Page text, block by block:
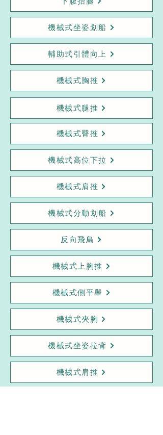
機械式坐姿划船
輔助式引體向上
機械式胸推
機械式腿推
機械式臀推
機械式高位下拉
機械式肩推
機械式分動划船
反向飛鳥
機械式上胸推
機械式側平舉
機械式夾胸
機械式坐姿拉背
機械式肩推